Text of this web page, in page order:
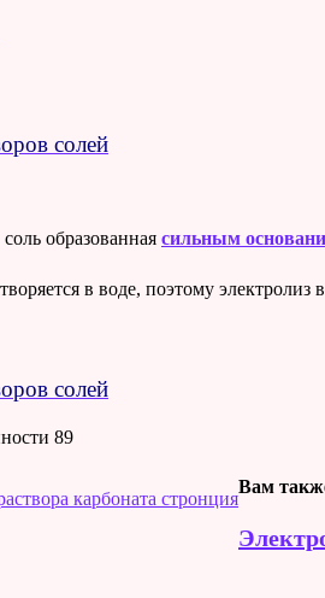
солей
соль образованная сильным
в воде, поэтому электролиз
солей
89
карбоната стронция
Вам